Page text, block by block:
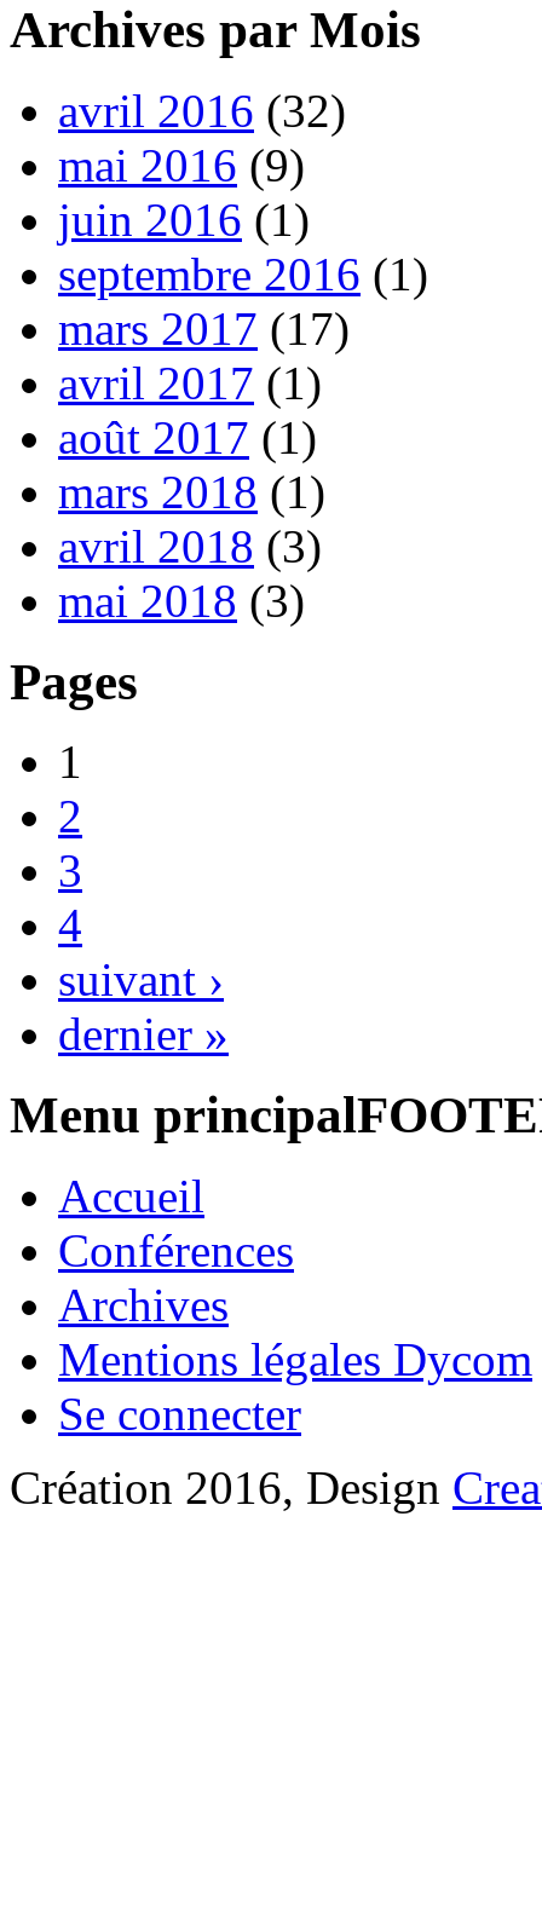
Archives par Mois
avril 2016 (32)
mai 2016 (9)
juin 2016 (1)
septembre 2016 (1)
mars 2017 (17)
avril 2017 (1)
août 2017 (1)
mars 2018 (1)
avril 2018 (3)
mai 2018 (3)
Pages
1
2
3
4
suivant ›
dernier »
Menu
Accueil
Conférences
Archives
Mentions légales Dycom
Se connecter
Création 2016, Design